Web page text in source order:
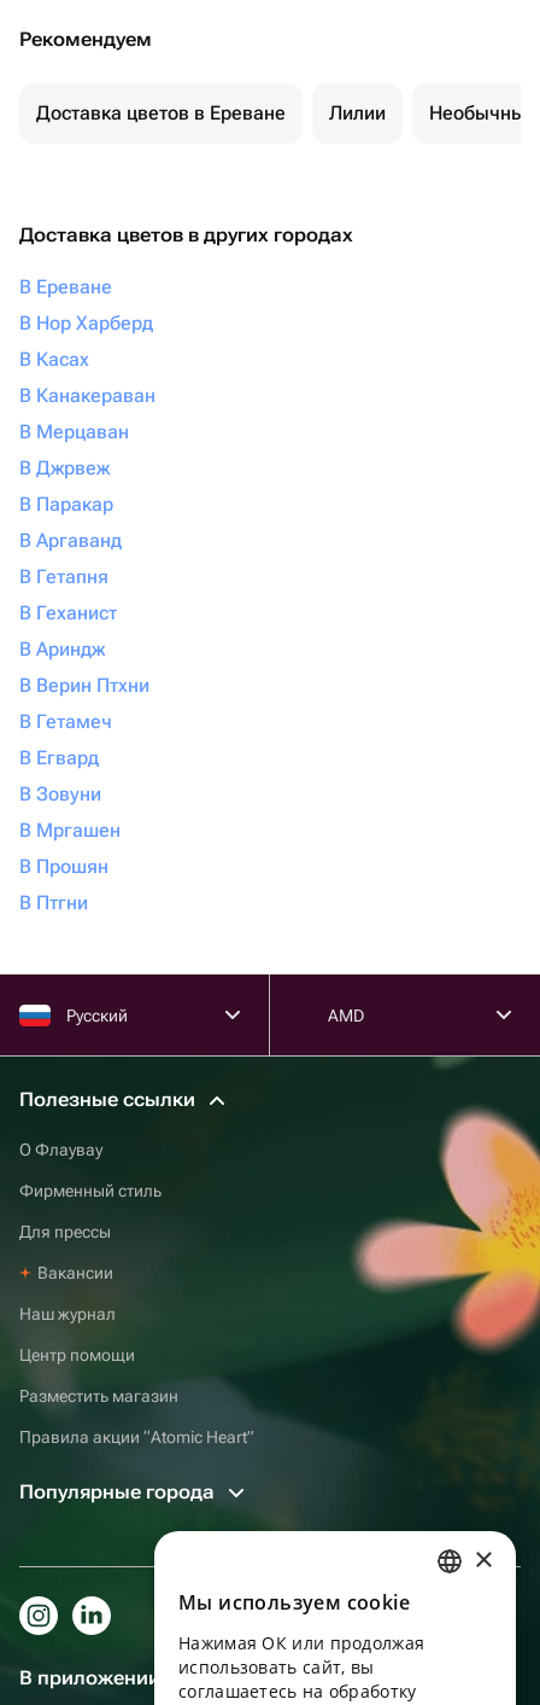
Рекомендуем
Доставка цветов в Ереване Лилии Необычные
Доставка цветов в других городах
В Ереване
В Нор Харберд
В Касах
В Канакераван
В Мерцаван
В Джрвеж
В Паракар
В Аргаванд
В Гетапня
В Геханист
В Ариндж
В Верин Птхни
В Гетамеч
В Егвард
В Зовуни
В Мргашен
В Прошян
В Птгни
Русский AMD
Полезные ссылки
О Флаувау
Фирменный стиль
Для прессы
Вакансии
Наш журнал
Центр помощи
Разместить магазин
Правила акции “Atomic Heart”
Популярные города
В приложении еще удобнее!
ENGLISH
UKRAINIAN
×
Мы используем сookie
Нажимая ОК или продолжая
использовать сайт, вы
соглашаетесь на обработку